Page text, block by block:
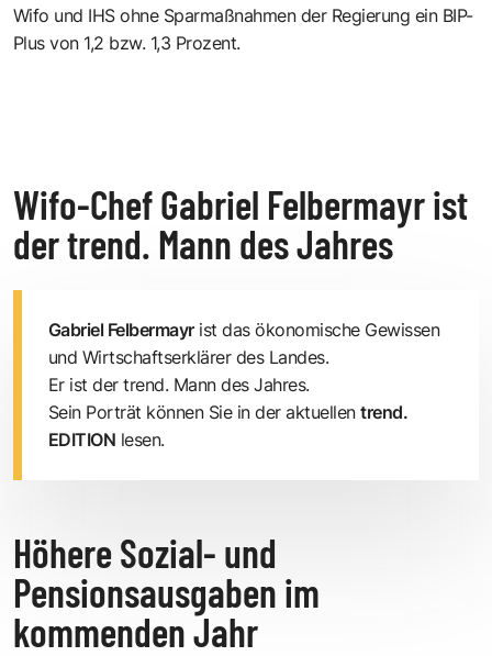
Wifo und IHS ohne Sparmaßnahmen der Regierung ein BIP-
Plus von 1,2 bzw. 1,3 Prozent.
Wifo-Chef Gabriel Felbermayr ist
der trend. Mann des Jahres
Gabriel Felbermayr ist das ökonomische Gewissen
und Wirtschaftserklärer des Landes.
Er ist der trend. Mann des Jahres.
Sein Porträt können Sie in der aktuellentrend.
EDITION lesen.
Höhere Sozial- und
Pensionsausgaben im
kommenden Jahr